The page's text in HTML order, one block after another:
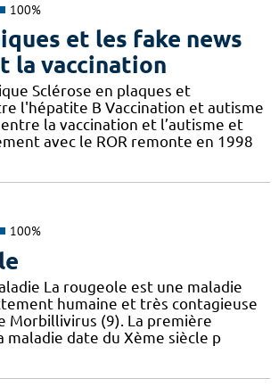
100%
et les fake news
la vaccination
Sclérose en plaques et
l'hépatite B Vaccination et autisme
la vaccination et l’autisme et
avec le ROR remonte en 1998
100%
La rougeole est une maladie
humaine et très contagieuse
Morbillivirus (9). La première
maladie date du Xème siècle p